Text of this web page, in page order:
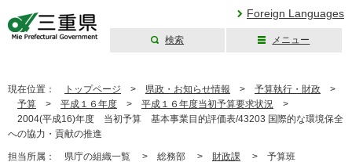
Foreign Languages
検索 メニュー
現在位置： トップページ > 県政・お知らせ情報 > 予算執行・財政 >
予算 > 平成１６年度 > 平成１６年度当初予算要求状況 >
2004(平成16)年度 当初予算 基本事業目的評価表/43203 国際的な環境保全
への協力・貢献の推進
担当所属： 県庁の組織一覧 > 総務部 > 財政課 > 予算班